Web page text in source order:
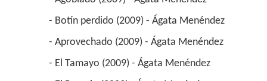
- Agobiado (2009) - Ágata Menéndez
- Botín perdido (2009) - Ágata Menéndez
- Aprovechado (2009) - Ágata Menéndez
- El Tamayo (2009) - Ágata Menéndez